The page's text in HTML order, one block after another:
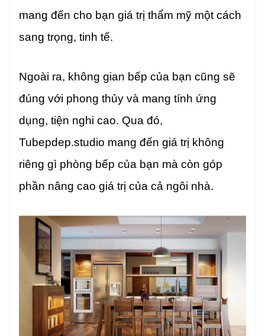
mang đến cho bạn giá trị thẩm mỹ một cách
sang trọng, tinh tế.
Ngoài ra, không gian bếp của bạn cũng sẽ
đúng với phong thủy và mang tính ứng
dụng, tiện nghi cao. Qua đó,
Tubepdep.studio mang đến giá trị không
riêng gì phòng bếp của bạn mà còn góp
phần nâng cao giá trị của cả ngôi nhà.